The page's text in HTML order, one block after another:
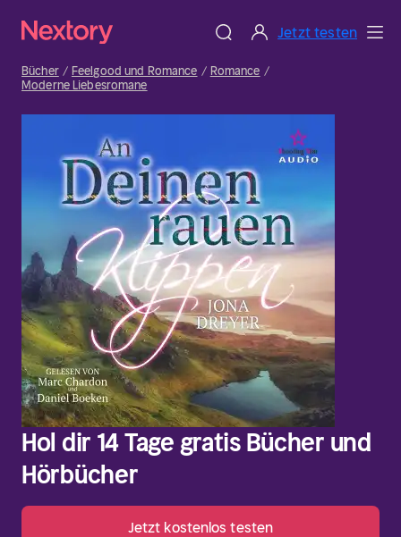
Jetzt testen
Bücher Feelgood und Romance
Romance
Moderne Liebesromane
Hol dir 14 Tage gratis Bücher und
Hörbücher
Jetzt kostenlos testen